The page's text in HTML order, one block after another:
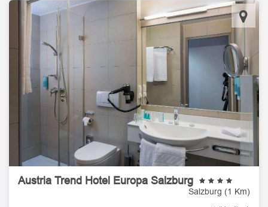
Austria Trend Hotel Europa Salzburg
Salzburg (1 Km)